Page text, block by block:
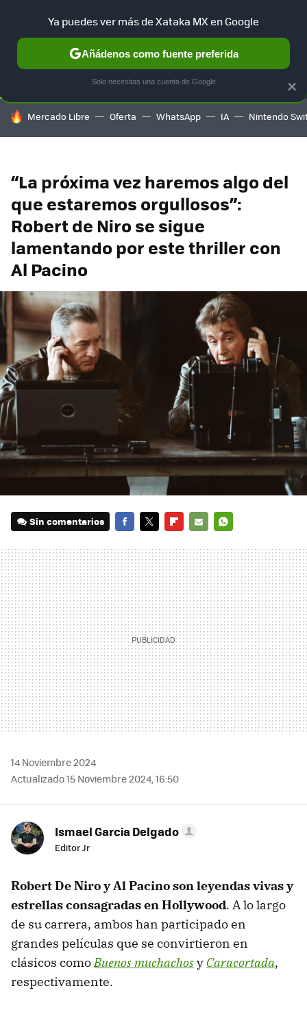
SELECCIÓN GAMING HOME AUTO TERRITORIO
HOY SE HABLA DE
Mercado Libre Oferta WhatsApp IA Nintendo
“La próxima vez haremos algo del
que estaremos orgullosos”:
Robert de Niro se sigue
lamentando por este thriller con
Al Pacino
Sin comentarios
MAIL
14 Noviembre 2024
Actualizado 15 Noviembre 2024, 16:50
Ismael Garcia Delgado
Editor Jr
Robert De Niro y Al Pacino son leyendas vivas y
estrellas consagradas en Hollywood. A lo largo
de su carrera, ambos han participado en
grandes películas que se convirtieron en
clásicos comoBuenos muchachosy Caracortada,
respectivamente.
×
Ya puedes ver más de Xataka MX en Google
Añádenos como fuente preferida
Solo necesitas una cuenta de Google